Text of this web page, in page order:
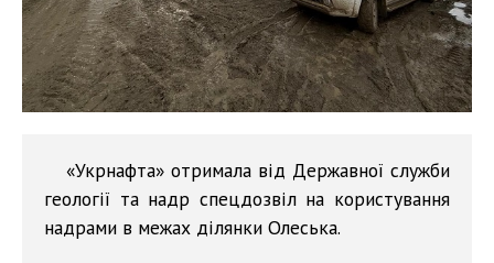
«Укрнафта» отримала від Державної служби
геології та надр спецдозвіл на користування
надрами в межах ділянки Олеська.